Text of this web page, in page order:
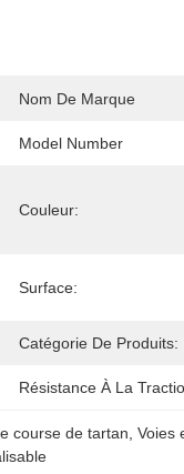
Nom De Marque
Model Number
Couleur:
Surface:
Catégorie De Produits:
Résistance À La
course de tartan , Voies